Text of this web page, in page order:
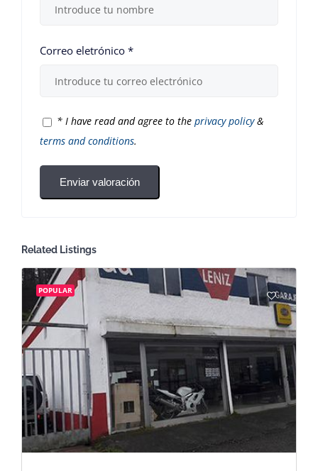
Correo eletrónico *
* I have read and agree to the privacy policy&
terms and conditions.
Enviar valoración
Related Listings
POPULAR